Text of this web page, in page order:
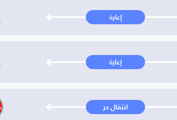
إعارة
إعارة
انتقال حر